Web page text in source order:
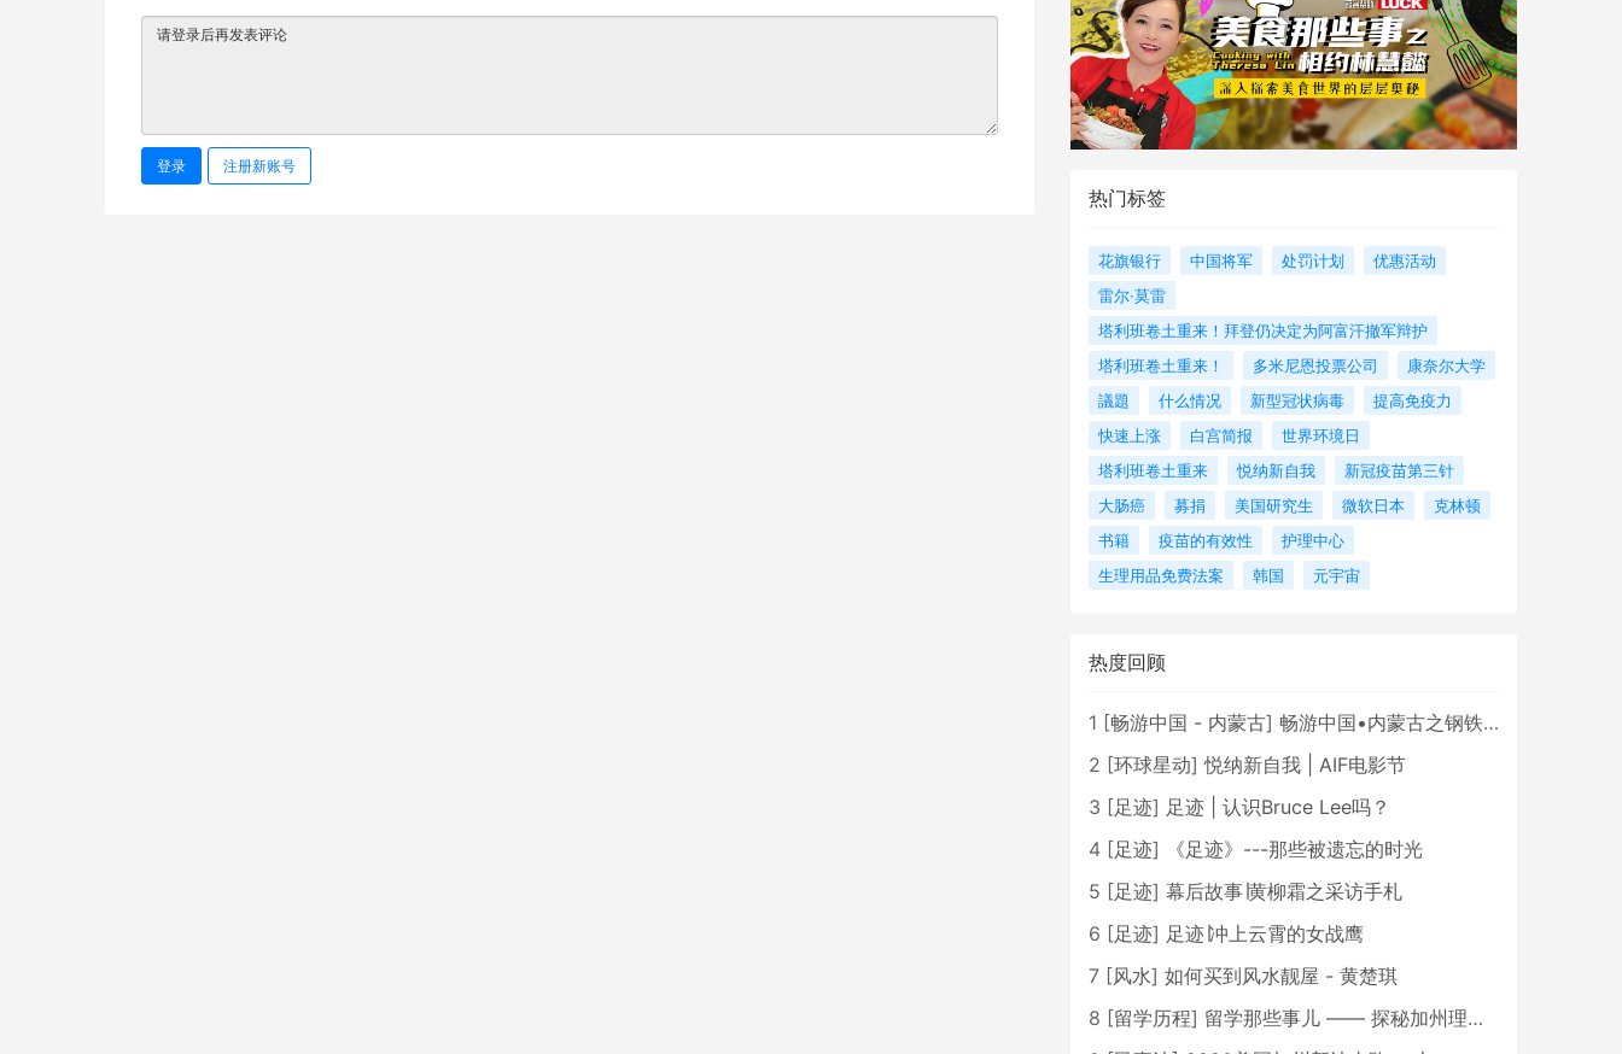
登录 注册新账号
热门标签
花旗银行 中国将军 处罚计划
优惠活动
雷尔·莫雷
塔利班卷土重来！拜登仍决定为阿富汗撤军辩护
塔利班卷土重来！
多米尼恩投票公司
康奈尔大学
議題
什么情况 新型冠状病毒
提高免疫力
快速上涨
白宫简报
世界环境日
塔利班卷土重来
悦纳新自我
新冠疫苗第三针
大肠癌
募捐 美国研究生 微软日本
克林顿
书籍
疫苗的有效性
护理中心
生理用品免费法案
韩国 元宇宙
热度回顾
1 [畅游中国 - 内蒙古] 畅游中国•内蒙古之钢铁骄子，魅力包头
2 [环球星动] 悦纳新自我 | AIF电影节
3 [足迹] 足迹 | 认识Bruce Lee吗？
4 [足迹]
《足迹》---那些被遗忘的时光
5 [足迹] 幕后故事∣黄柳霜之采访手札
6 [足迹] 足迹∣冲上云霄的女战鹰
7 [风水] 如何买到风水靓屋 - 黄楚琪
8 [留学历程] 留学那些事儿 —— 探秘加州理工学院Caltech博士生活 [上集]